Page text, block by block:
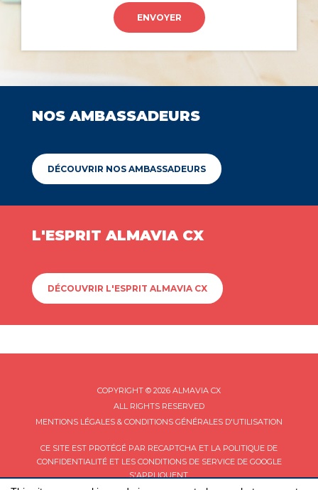
ENVOYER
NOS AMBASSADEURS
DÉCOUVRIR NOS AMBASSADEURS
L'ESPRIT ALMAVIA CX
DÉCOUVRIR L'ESPRIT ALMAVIA CX
COPYRIGHT © 2026 ALMAVIA CX
ALL RIGHTS RESERVED
MENTIONS LÉGALES & CONDITIONS GÉNÉRALES D'UTILISATION
CE SITE EST PROTÉGÉ PAR RECAPTCHA ET LA POLITIQUE DE
CONFIDENTIALITÉET LES CONDITIONS DE SERVICEDE GOOGLE
S'APPLIQUENT.